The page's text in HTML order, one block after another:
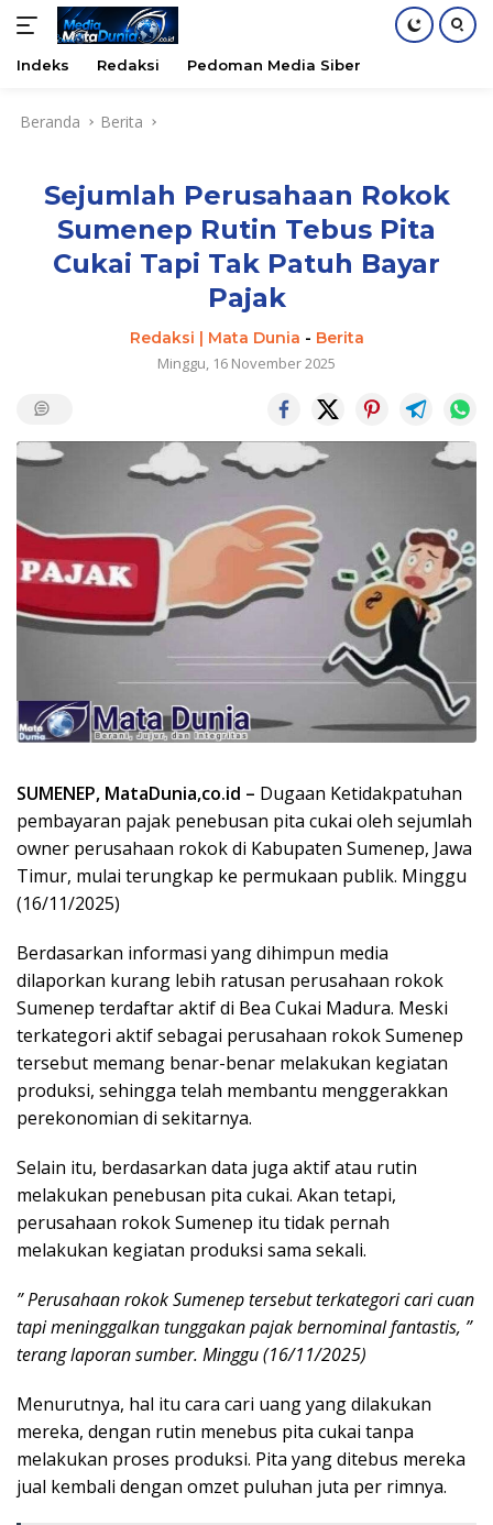
Indeks Redaksi Pedoman Media Siber
Beranda Berita
Sejumlah Perusahaan Rokok
Sumenep Rutin Tebus Pita
Cukai Tapi Tak Patuh Bayar
Pajak
Redaksi | Mata Dunia - Berita
Minggu, 16 November 2025
SUMENEP, MataDunia,co.id – Dugaan Ketidakpatuhan
pembayaran pajak penebusan pita cukai oleh sejumlah
owner perusahaan rokok di Kabupaten Sumenep, Jawa
Timur, mulai terungkap ke permukaan publik. Minggu
(16/11/2025)
Berdasarkan informasi yang dihimpun media
dilaporkan kurang lebih ratusan perusahaan rokok
Sumenep terdaftar aktif di Bea Cukai Madura. Meski
terkategori aktif sebagai perusahaan rokok Sumenep
tersebut memang benar-benar melakukan kegiatan
produksi, sehingga telah membantu menggerakkan
perekonomian di sekitarnya.
Selain itu, berdasarkan data juga aktif atau rutin
melakukan penebusan pita cukai. Akan tetapi,
perusahaan rokok Sumenep itu tidak pernah
melakukan kegiatan produksi sama sekali.
” Perusahaan rokok Sumenep tersebut terkategori cari cuan
tapi meninggalkan tunggakan pajak bernominal fantastis, ”
terang laporan sumber. Minggu (16/11/2025)
Menurutnya, hal itu cara cari uang yang dilakukan
mereka, dengan rutin menebus pita cukai tanpa
melakukan proses produksi. Pita yang ditebus mereka
jual kembali dengan omzet puluhan juta per rimnya.